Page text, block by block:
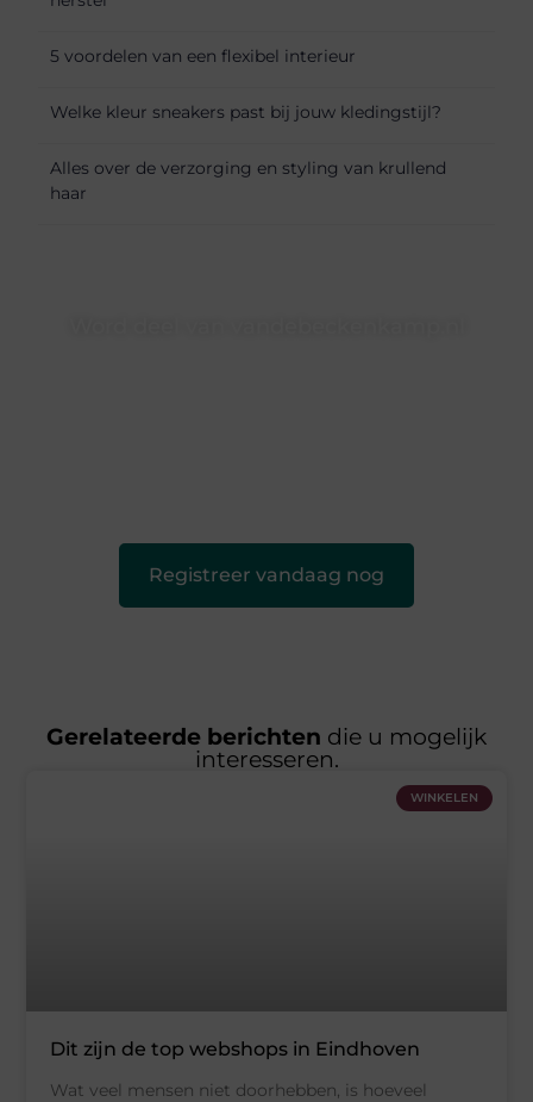
5 voordelen van een flexibel interieur
Welke kleur sneakers past bij jouw kledingstijl?
Alles over de verzorging en styling van krullend
haar
Registreer vandaag nog
Gerelateerde berichten die u mogelijk
interesseren.
WINKELEN
Dit zijn de top webshops in Eindhoven
Wat veel mensen niet doorhebben, is hoeveel